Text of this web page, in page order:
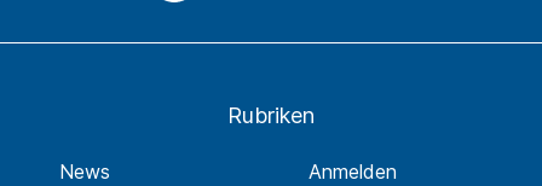
Rubriken
News
Anmelden